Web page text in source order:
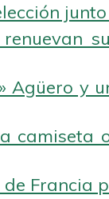
Agüero y
camiseta
Francia